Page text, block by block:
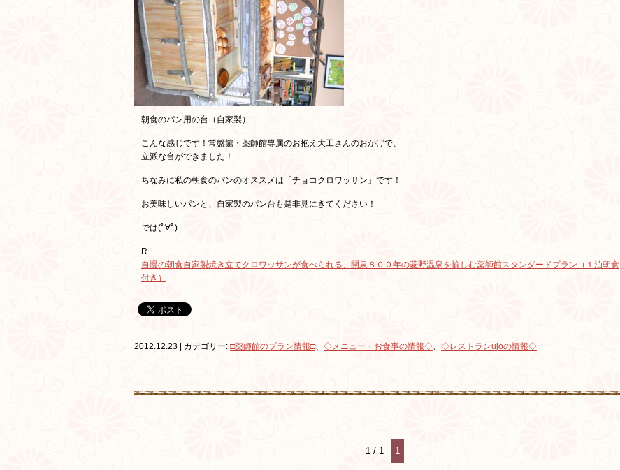
朝食のパン用の台（自家製）
こんな感じです！常盤館・薬師館専属のお抱え大工さんのおかげで、
立派な台ができました！
ちなみに私の朝食のパンのオススメは「チョコクロワッサン」です！
お美味しいパンと、自家製のパン台も是非見にきてください！
では(ﾟ∀ﾟ)
R
自慢の朝食自家製焼き立てクロワッサンが食べられる、開泉８００年の菱野温泉を愉しむ薬師館スタンダードプラン（１泊朝食
付き）
2012.12.23 | カテゴリー: □薬師館のプラン情報□、 ◇メニュー・お食事の情報◇、 ◇レストランujoの情報◇
1 / 1 1